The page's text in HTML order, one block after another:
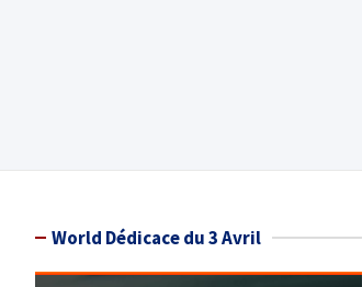
World Dédicace du 3 Avril